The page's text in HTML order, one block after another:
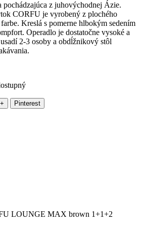
pochádzajúca z juhovýchodnej Ázie.
CORFU je vyrobený z plochého
Kreslá s pomerne hlbokým sedením
Operadlo je dostatočne vysoké a
2-3 osoby a obdĺžnikový stôl
Pinterest
LOUNGE MAX brown 1+1+2